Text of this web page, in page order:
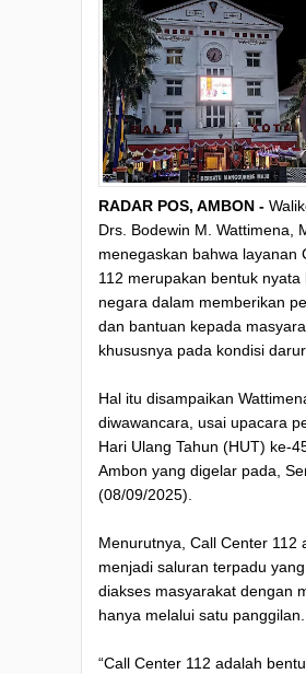
RADAR POS, AMBON -
Drs. Bodewin M. Wattimena,
menegaskan bahwa layanan
112 merupakan bentuk nyata
negara dalam memberikan
dan bantuan kepada
khususnya pada kondisi
Hal itu disampaikan
diwawancara, usai upacara
Hari Ulang Tahun (HUT) ke-
Ambon yang digelar pada,
(08/09/2025).
Menurutnya, Call Center 112
menjadi saluran terpadu
diakses masyarakat dengan
hanya melalui satu panggilan.
“Call Center 112 adalah